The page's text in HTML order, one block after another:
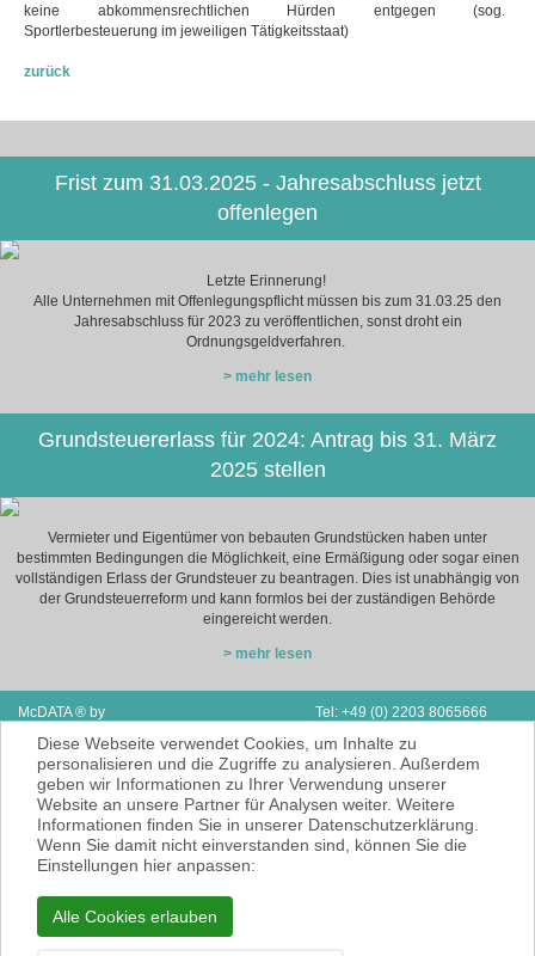
keine abkommensrechtlichen Hürden entgegen (sog.
Sportlerbesteuerung im jeweiligen Tätigkeitsstaat)
zurück
Frist zum 31.03.2025 - Jahresabschluss jetzt
offenlegen
Letzte Erinnerung!
Alle Unternehmen mit Offenlegungspflicht müssen bis zum 31.03.25 den
Jahresabschluss für 2023 zu veröffentlichen, sonst droht ein
Ordnungsgeldverfahren.
> mehr lesen
Grundsteuererlass für 2024: Antrag bis 31. März
2025 stellen
Vermieter und Eigentümer von bebauten Grundstücken haben unter
bestimmten Bedingungen die Möglichkeit, eine Ermäßigung oder sogar einen
vollständigen Erlass der Grundsteuer zu beantragen. Dies ist unabhängig von
der Grundsteuerreform und kann formlos bei der zuständigen Behörde
eingereicht werden.
> mehr lesen
McDATA ® by
P.O. Box 2410 | Ras Al Kaimah
Tel: +49 (0) 2203 8065666
E-Mail:info@mcdata.de
McDATA ist eine sehr gute Alternative zu
Ihrem Steuerberater zur Erbringung der
laufenden Finanz- und Lohnbuchhaltung*.
* = Erbracht werden nur Dienstleistungen
gemäß § 6 Nr. 3+4 Steuerberatungsgesetz
KEINE Rechts- und/oder Steuerberatung!
Diese Webseite verwendet Cookies, um Inhalte zu
personalisieren und die Zugriffe zu analysieren. Außerdem
geben wir Informationen zu Ihrer Verwendung unserer
Website an unsere Partner für Analysen weiter. Weitere
Informationen finden Sie in unserer Datenschutzerklärung.
Wenn Sie damit nicht einverstanden sind, können Sie die
Einstellungen hier anpassen:
Alle Cookies erlauben